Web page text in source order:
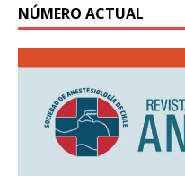
NÚMERO ACTUAL